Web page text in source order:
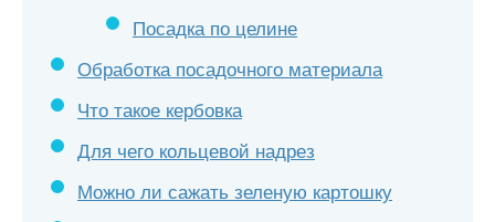
Посадка по целине
Обработка посадочного материала
Что такое кербовка
Для чего кольцевой надрез
Можно ли сажать зеленую картошку